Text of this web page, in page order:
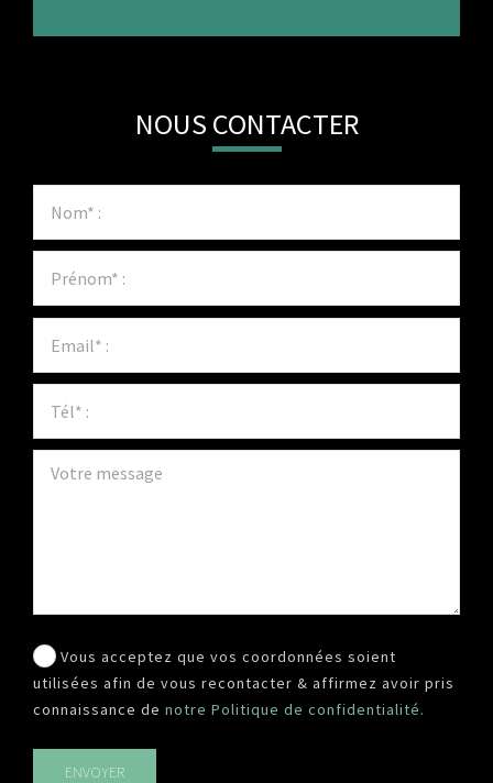
NOUS CONTACTER
Vous acceptez que vos coordonnées soient
utilisées afin de vous recontacter & affirmez avoir pris
connaissance de notre Politique de confidentialité.